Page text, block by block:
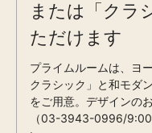
または「クラ
ただけます
プライムルームは、ヨ
クラシック」と和モダ
をご用意。デザインの
（03-3943-0996/9:00